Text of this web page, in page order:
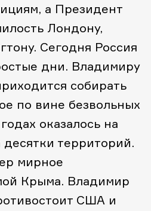
а Президент
Лондону,
Сегодня Россия
дни. Владимиру
собирать
по вине безвольных
оказалось на
территорий.
мирное
Крыма. Владимир
США и